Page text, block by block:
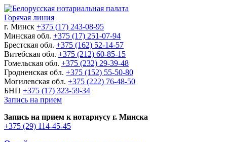
Горячая линия
г. Минск +375 (17) 243-08-95
Минская обл. +375 (17) 251-07-94
Брестская обл. +375 (162) 52-14-57
Витебская обл. +375 (212) 60-85-15
Гомельская обл. +375 (232) 29-39-48
Гродненская обл. +375 (152) 55-50-80
Могилевская обл. +375 (222) 76-48-50
БНП +375 (17) 323-59-34
Запись на прием
Запись на прием к нотариусу г. Минска
+375 (29) 114-45-45